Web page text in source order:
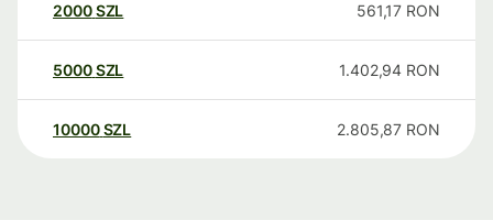
2000SZL 561,17 RON
5000SZL 1.402,94 RON
10000 SZL 2.805,87 RON